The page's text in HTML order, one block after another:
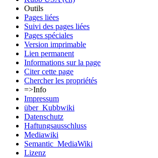
Outils
Pages liées
Suivi des pages liées
Pages spéciales
Version imprimable
Lien permanent
Informations sur la page
Citer cette page
Chercher les propriétés
=>Info
Impressum
über_Kubbwiki
Datenschutz
Haftungsausschluss
Mediawiki
Semantic_MediaWiki
Lizenz